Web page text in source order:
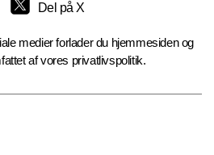
Del på X
medier forlader du hjemmesiden og
af vores privatlivspolitik.